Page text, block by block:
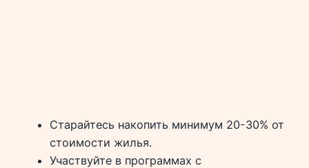
Старайтесь накопить минимум 20-30% от
стоимости жилья.
Участвуйте в программах с